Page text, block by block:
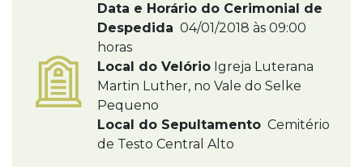
Data e Horário do Cerimonial de
Despedida 04/01/2018 às 09:00
horas
Local do Velório Igreja Luterana
Martin Luther, no Vale do Selke
Pequeno
Local do Sepultamento Cemitério
de Testo Central Alto